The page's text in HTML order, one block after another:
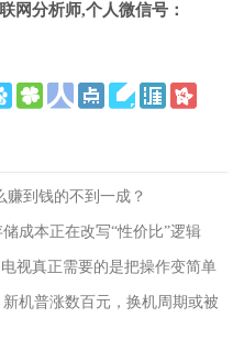
网分析师,个人微信号：
赚到钱的不到一成？
成本正在改写“性价比”逻辑
视真正需要的是把操作变简单
机普涨数百元，换机周期或被